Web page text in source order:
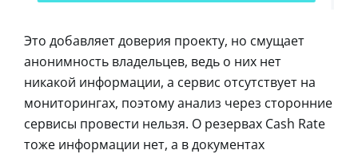
Это добавляет доверия проекту, но смущает
анонимность владельцев, ведь о них нет
никакой информации, а сервис отсутствует на
мониторингах, поэтому анализ через сторонние
сервисы провести нельзя. О резервах Cash Rate
тоже информации нет, а в документах